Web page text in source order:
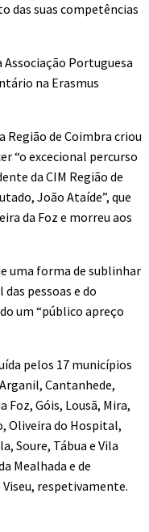
das suas competências
Portuguesa
na Erasmus
Região de Coimbra criou
“o excecional percurso
da CIM Região de
João Ataíde”, que
da Foz e morreu aos
uma forma de sublinhar
pessoas e do
um “público apreço
pelos 17 municípios
Cantanhede,
Foz, Góis, Lousã, Mira,
Oliveira do Hospital,
Soure, Tábua e Vila
Mealhada e de
respetivamente.